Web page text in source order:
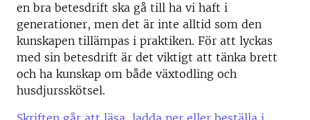
en bra betesdrift ska gå till ha vi haft i
generationer, men det är inte alltid som den
kunskapen tillämpas i praktiken. För att lyckas
med sin betesdrift är det viktigt att tänka brett
och ha kunskap om både växtodling och
husdjursskötsel.